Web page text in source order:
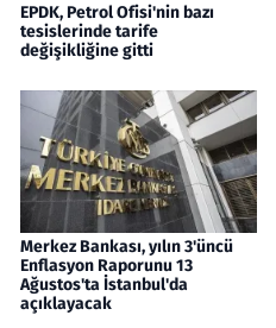
EPDK, Petrol Ofisi'nin bazı
tesislerinde tarife
değişikliğine gitti
Merkez Bankası, yılın 3'üncü
Enflasyon Raporunu 13
Ağustos'ta İstanbul'da
açıklayacak